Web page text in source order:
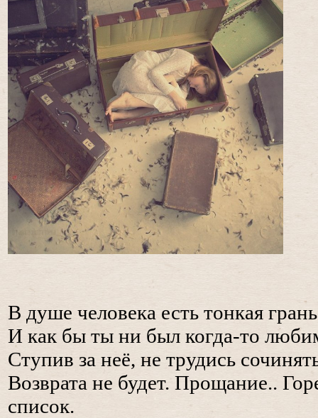
В душе человека есть тонкая
И как бы ты ни был когда-то
Ступив за неё, не трудись
Возврата не будет. Прощание..
список.